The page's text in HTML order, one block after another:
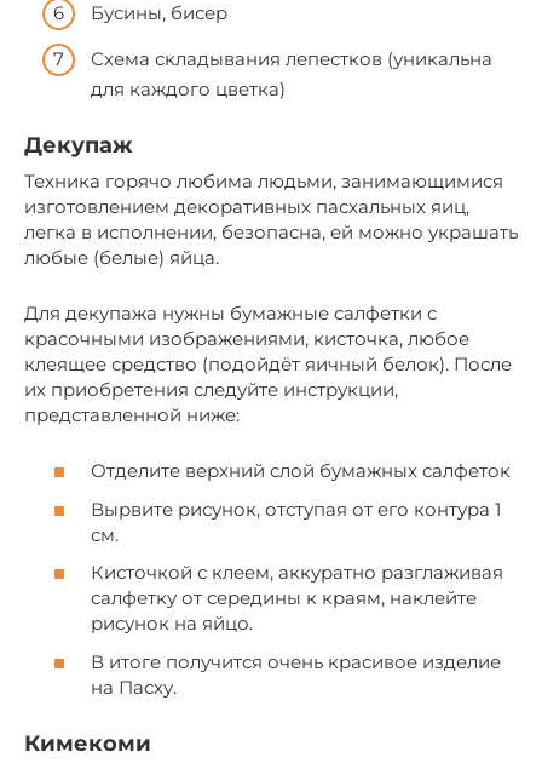
Бусины, бисер
Схема складывания лепестков (уникальна
для каждого цветка)
Декупаж
Техника горячо любима людьми, занимающимися
изготовлением декоративных пасхальных яиц,
легка в исполнении, безопасна, ей можно украшать
любые (белые) яйца.
Для декупажа нужны бумажные салфетки с
красочными изображениями, кисточка, любое
клеящее средство (подойдёт яичный белок). После
их приобретения следуйте инструкции,
представленной ниже:
Отделите верхний слой бумажных салфеток
Вырвите рисунок, отступая от его контура 1
см.
Кисточкой с клеем, аккуратно разглаживая
салфетку от середины к краям, наклейте
рисунок на яйцо.
В итоге получится очень красивое изделие
на Пасху.
Кимекоми